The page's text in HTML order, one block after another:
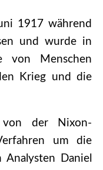
1917 während
und wurde in
von Menschen
Krieg und die
der Nixon-
um die
Analysten Daniel